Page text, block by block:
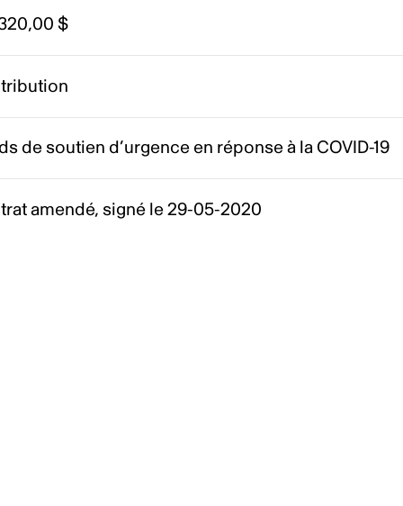
$
de soutien d’urgence en réponse à la COVID-19
amendé, signé le 29-05-2020